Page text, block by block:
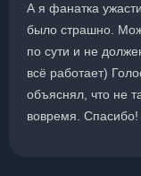
А я фанатка
было страшно.
по сути и не
всё работает)
объяснял, что не
вовремя.